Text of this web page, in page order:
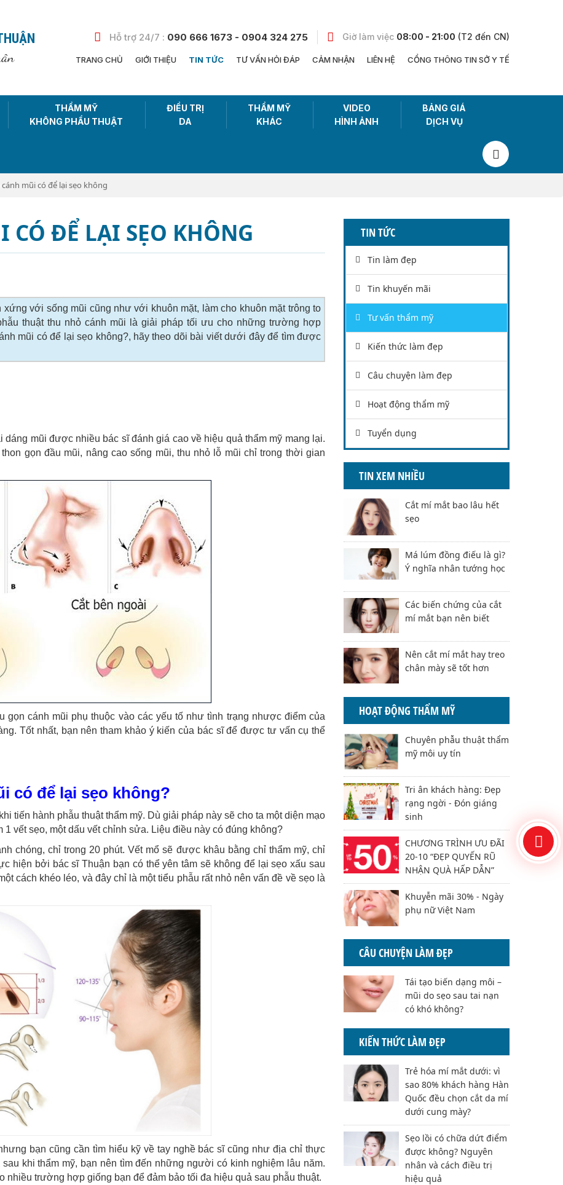
Hỗ trợ 24/7 : 090 666 1673 - 0904 324 275 Giờ làm việc 08:00 - 21:00 (T2 đến CN)
TRANG CHỦ GIỚI THIỆU TIN TỨC TƯ VẤN HỎI ĐÁP CẢM NHẬN LIÊN HỆ CỔNG THÔNG TIN SỞ Y TẾ
THẨM MỸ
KHÔNG PHẨU THUẬT
ĐIỀU TRỊ
DA
THẨM MỸ
KHÁC
VIDEO
HÌNH ẢNH
BẢNG GIÁ
DỊCH VỤ
mũi có để lại sẹo không
ĐỂ LẠI SẸO KHÔNG
với sống mũi cũng như với khuôn mặt, làm cho khuôn mặt trông to
thuật thu nhỏ cánh mũi là giải pháp tối ưu cho những trường hợp
mũi có để lại sẹo không?, hãy theo dõi bài viết dưới đây để tìm được
mũi được nhiều bác sĩ đánh giá cao về hiệu quả thẩm mỹ mang lại.
gọn đầu mũi, nâng cao sống mũi, thu nhỏ lỗ mũi chỉ trong thời gian
gọn cánh mũi phụ thuộc vào các yếu tố như tình trạng nhược điểm của
Tốt nhất, bạn nên tham khảo ý kiến của bác sĩ để được tư vấn cụ thể
có để lại sẹo không?
tiến hành phẫu thuật thẩm mỹ. Dù giải pháp này sẽ cho ta một diện mạo
vết sẹo, một dấu vết chỉnh sửa. Liệu điều này có đúng không?
chóng, chỉ trong 20 phút. Vết mổ sẽ được khâu bằng chỉ thẩm mỹ, chỉ
hiện bởi bác sĩ Thuận bạn có thể yên tâm sẽ không để lại sẹo xấu sau
cách khéo léo, và đây chỉ là một tiểu phẫu rất nhỏ nên vấn đề về sẹo là
bạn cũng cần tìm hiểu kỹ về tay nghề bác sĩ cũng như địa chỉ thực
khi thẩm mỹ, bạn nên tìm đến những người có kinh nghiệm lâu năm.
trường hợp giống bạn để đảm bảo tối đa hiệu quả sau phẫu thuật.
TIN TỨC
Tin làm đẹp
Tin khuyến mãi
Tư vấn thẩm mỹ
Kiến thức làm đẹp
Câu chuyện làm đẹp
Hoạt động thẩm mỹ
Tuyển dụng
TIN XEM NHIỀU
Cắt mí mắt bao lâu hết
sẹo
Má lúm đồng điếu là gì?
Ý nghĩa nhân tướng học
Các biến chứng của cắt
mí mắt bạn nên biết
Nên cắt mí mắt hay treo
chân mày sẽ tốt hơn
HOẠT ĐỘNG THẨM MỸ
Chuyên phẫu thuật thẩm
mỹ môi uy tín
Tri ân khách hàng: Đẹp
rạng ngời - Đón giáng
sinh
CHƯƠNG TRÌNH ƯU ĐÃI
20-10 “ĐẸP QUYẾN RŨ
NHẬN QUÀ HẤP DẪN”
Khuyễn mãi 30% - Ngày
phụ nữ Việt Nam
CÂU CHUYỆN LÀM ĐẸP
Tái tạo biến dạng môi –
mũi do sẹo sau tai nạn
có khó không?
KIẾN THỨC LÀM ĐẸP
Trẻ hóa mí mắt dưới: vì
sao 80% khách hàng Hàn
Quốc đều chọn cắt da mí
dưới cung mày?
Sẹo lồi có chữa dứt điểm
được không? Nguyên
nhân và cách điều trị
hiệu quả